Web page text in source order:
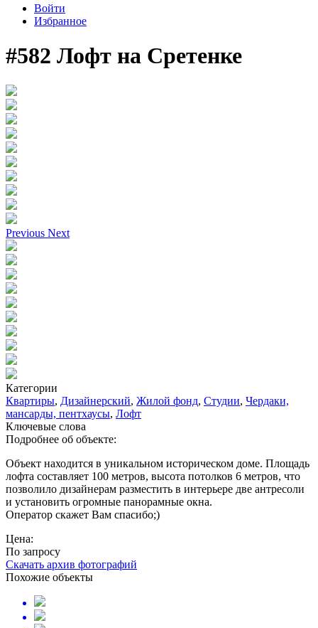
Войти
Избранное
#582 Лофт на Сретенке
Previous Next
Категории
Квартиры, Дизайнерский, Жилой фонд, Студии, Чердаки,
мансарды, пентхаусы, Лофт
Ключевые слова
Подробнее об объекте:
Объект находится в уникальном историческом доме. Площадь
лофта составляет 100 метров, высота потолков 6 метров, что
позволило дизайнерам разместить в интерьере две антресоли
и установить огромные панорамные окна.
Оператор скажет Вам спасибо;)
Цена:
По запросу
Скачать архив фотографий
Похожие объекты